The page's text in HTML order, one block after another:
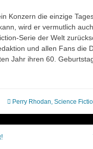
Konzern die einzige
wird er vermutlich
Serie der Welt
und allen Fans die
Jahr ihren 60.
Perry Rhodan, Science